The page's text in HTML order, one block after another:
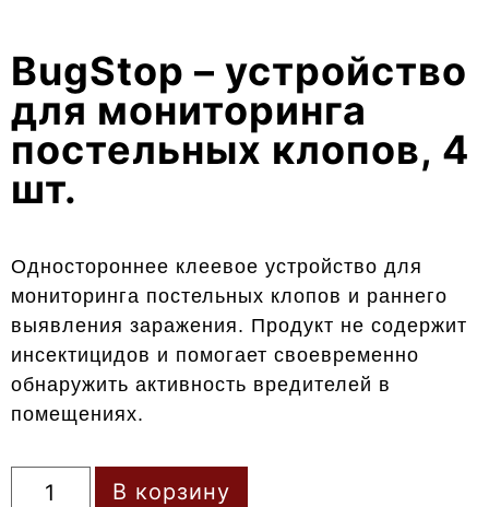
BugStop – устройство
для мониторинга
постельных клопов, 4
шт.
Одностороннее клеевое устройство для
мониторинга постельных клопов и раннего
выявления заражения. Продукт не содержит
инсектицидов и помогает своевременно
обнаружить активность вредителей в
помещениях.
В корзину